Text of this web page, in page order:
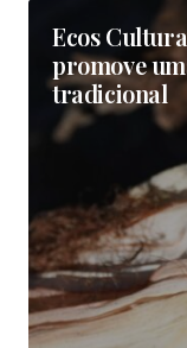
Ecos
promove
tradicional